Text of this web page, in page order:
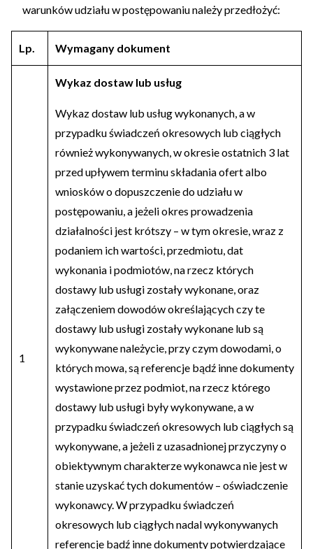
warunków udziału w postępowaniu należy przedłożyć:
Lp. Wymagany dokument
1
Wykaz dostaw lub usług
Wykaz dostaw lub usług wykonanych, a w
przypadku świadczeń okresowych lub ciągłych
również wykonywanych, w okresie ostatnich 3 lat
przed upływem terminu składania ofert albo
wniosków o dopuszczenie do udziału w
postępowaniu, a jeżeli okres prowadzenia
działalności jest krótszy – w tym okresie, wraz z
podaniem ich wartości, przedmiotu, dat
wykonania i podmiotów, na rzecz których
dostawy lub usługi zostały wykonane, oraz
załączeniem dowodów określających czy te
dostawy lub usługi zostały wykonane lub są
wykonywane należycie, przy czym dowodami, o
których mowa, są referencje bądź inne dokumenty
wystawione przez podmiot, na rzecz którego
dostawy lub usługi były wykonywane, a w
przypadku świadczeń okresowych lub ciągłych są
wykonywane, a jeżeli z uzasadnionej przyczyny o
obiektywnym charakterze wykonawca nie jest w
stanie uzyskać tych dokumentów – oświadczenie
wykonawcy. W przypadku świadczeń
okresowych lub ciągłych nadal wykonywanych
referencje bądź inne dokumenty potwierdzające